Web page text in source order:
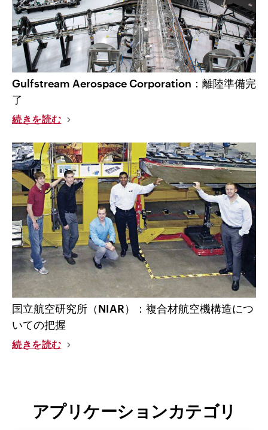
Gulfstream Aerospace Corporation：離陸準備完
了
続きを読む
国立航空研究所（NIAR）：複合材航空機構造につ
いての把握
続きを読む
アプリケーションカテゴリ